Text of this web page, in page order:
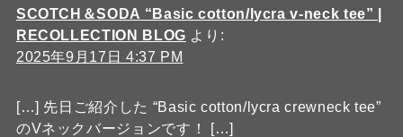
SCOTCH＆SODA “Basic cotton/lycra v-neck tee” |
RECOLLECTION BLOG より:
2025年9月17日 4:37 PM
[…] 先日ご紹介した “Basic cotton/lycra crewneck tee”
のVネックバージョンです！ […]